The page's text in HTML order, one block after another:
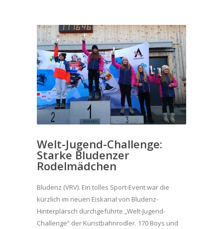
Welt-Jugend-Challenge:
Starke Bludenzer
Rodelmädchen
Bludenz (VRV). Ein tolles Sport-Event war die
kürzlich im neuen Eiskanal von Bludenz-
Hinterplärsch durchgeführte „Welt-Jugend-
Challenge“ der Kunstbahnrodler. 170 Boys und